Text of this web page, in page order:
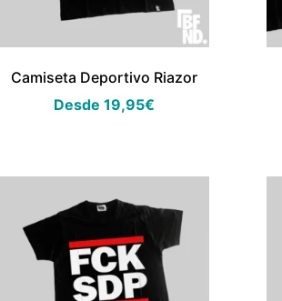
Camiseta Deportivo Riazor
Desde 19,95€